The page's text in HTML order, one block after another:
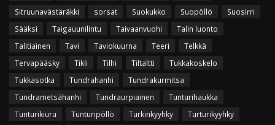
Sitruunavästäräkki
sorsat Suokukko Suopöllö
Suosirri
Sääksi
Taigauunilintu Taivaanvuohi
Talin luonto
Talitiainen
Tavi Taviokuurna Teeri
Telkkä
Tervapääsky
Tikli Tilhi Tiltaltti
Tukkakoskelo
Tukkasotka
Tundrahanhi
Tundrakurmitsa
Tundrametsähanhi
Tundraurpiainen
Tunturihaukka
Tunturikiuru
Tunturipöllö Turkinkyyhky
Turturikyyhky